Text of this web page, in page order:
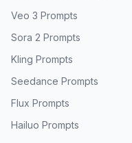
Veo 3 Prompts
Sora 2 Prompts
Kling Prompts
Seedance Prompts
Flux Prompts
Hailuo Prompts